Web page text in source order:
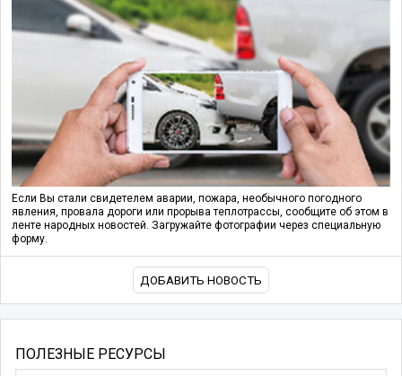
Если Вы стали свидетелем аварии, пожара, необычного погодного
явления, провала дороги или прорыва теплотрассы, сообщите об этом в
ленте народных новостей. Загружайте фотографии через специальную
форму.
ДОБАВИТЬ НОВОСТЬ
ПОЛЕЗНЫЕ РЕСУРСЫ